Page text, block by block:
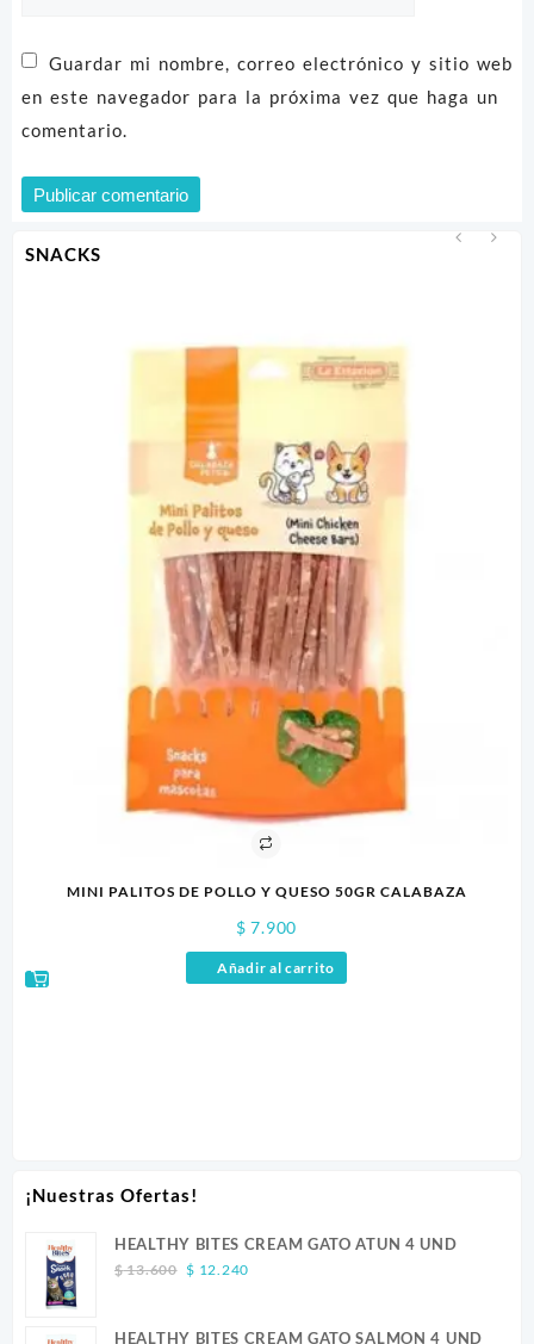
SNACKS
MINI PALITOS DE POLLO Y QUESO 50GR CALABAZA
$ 7.900
Añadir al carrito
¡Nuestras Ofertas!
HEALTHY BITES CREAM GATO ATUN 4 UND
$13.600 Original
$ 12.240Current
HEALTHY BITES CREAM GATO SALMON 4 UND
Guardar mi nombre, correo electrónico y sitio web
en este navegador para la próxima vez que haga un
comentario.